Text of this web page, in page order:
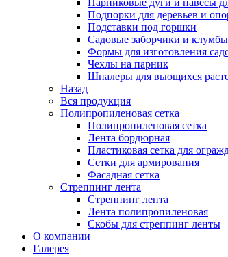
Парниковые дуги и навесы
Подпорки для деревьев и
Подставки под горшки
Садовые заборчики и клумбы
Формы для изготовления
Чехлы на парник
Шпалеры для вьющихся
Назад
Вся продукция
Полипропиленовая сетка
Полипропиленовая сетка
Лента бордюрная
Пластиковая сетка для
Сетки для армирования
Фасадная сетка
Стреппинг лента
Стреппинг лента
Лента полипропиленовая
Скобы для стреппинг ленты
О компании
Галерея